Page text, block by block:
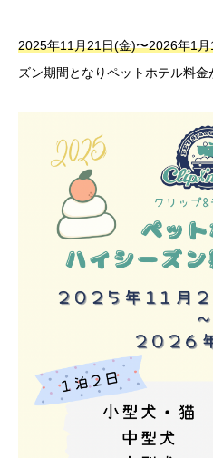
2025年11月21日(金)〜2026年1
ズン期間となりペットホテル料金